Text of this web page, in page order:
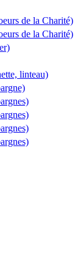
de la Charité)
de la Charité)
linteau)